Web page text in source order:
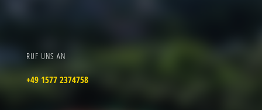
RUF UNS AN
+49 1577 2374758